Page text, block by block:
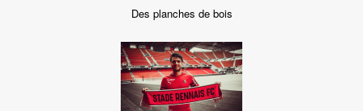
Des planches de bois